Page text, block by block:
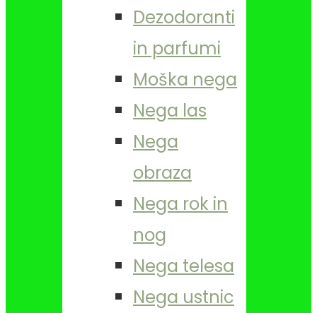
Dezodoranti
in parfumi
Moška nega
Nega las
Nega
obraza
Nega rok in
nog
Nega telesa
Nega ustnic